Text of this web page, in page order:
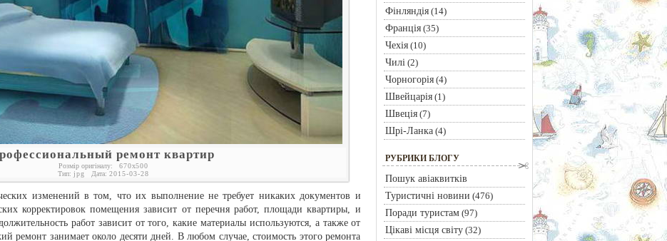
ремонт квартир
Розмір оригіналу: 670x500
Тип: jpg Дата: 2015-03-28
изменений в том, что их выполнение не требует никаких документов и
корректировок помещения зависит от перечня работ, площади квартиры, и
работ зависит от того, какие материалы используются, а также от
ремонт занимает около десяти дней. В любом случае, стоимость этого ремонта
Фінляндія(14)
Франція(35)
Чехія(10)
Чилі(2)
Чорногорія(4)
Швейцарія(1)
Швеція(7)
Шрі-Ланка(4)
РУБРИКИ БЛОГУ
Пошук авіаквитків
Туристичні новини (476)
Поради туристам(97)
Цікаві місця світу(32)